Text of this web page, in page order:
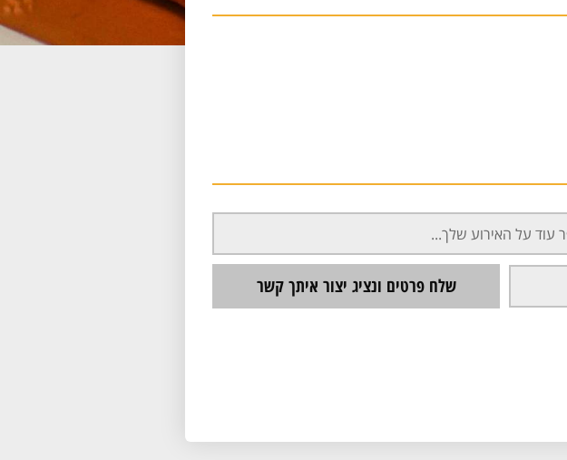
שלח פרטים ונציג יצור איתך קשר